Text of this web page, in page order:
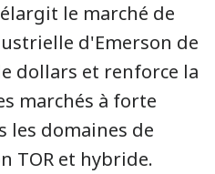
le marché de
d'Emerson de
dollars et renforce la
marchés à forte
les domaines de
TOR et hybride.